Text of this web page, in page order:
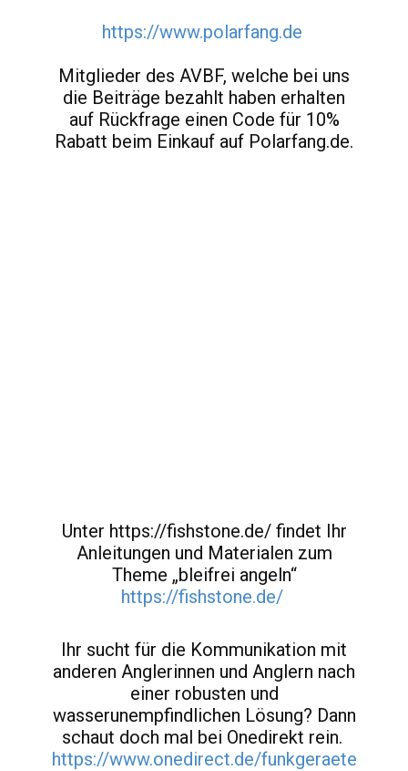
https://www.polarfang.de
Mitglieder des AVBF, welche bei uns
die Beiträge bezahlt haben erhalten
auf Rückfrage einen Code für 10%
Rabatt beim Einkauf auf Polarfang.de.
Unter https://fishstone.de/ findet Ihr
Anleitungen und Materialen zum
Theme „bleifrei angeln“
https://fishstone.de/
Ihr sucht für die Kommunikation mit
anderen Anglerinnen und Anglern nach
einer robusten und
wasserunempfindlichen Lösung? Dann
schaut doch mal bei Onedirekt rein.
https://www.onedirect.de/funkgeraete